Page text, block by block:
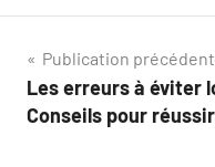
Navigation
de
Publication
Les erreurs à éviter
Conseils pour